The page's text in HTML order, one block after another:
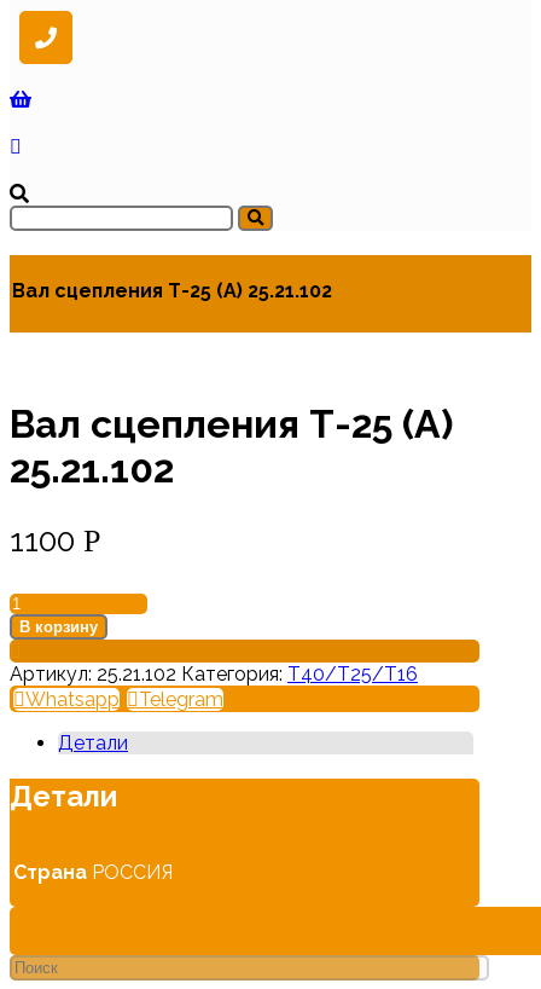
Вал сцепления Т-25 (А) 25.21.102
Вал сцепления Т-25 (А)
25.21.102
1100 Р
Количество
товара
Вал
сцепления
Т-25
(А)
25.21.102
В корзину
Артикул: 25.21.102 Категория: Т40/Т25/Т16
Whatsapp
Telegram
Детали
Детали
Страна РОССИЯ